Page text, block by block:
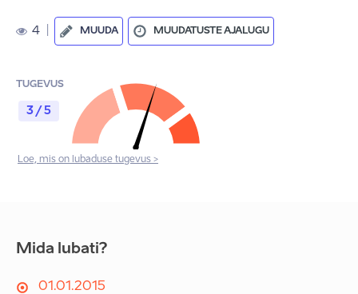
4 MUUDA MUUDATUSTE AJALUGU
TUGEVUS
3 / 5
Loe, mis on lubaduse tugevus >
Mida lubati?
01.01.2015